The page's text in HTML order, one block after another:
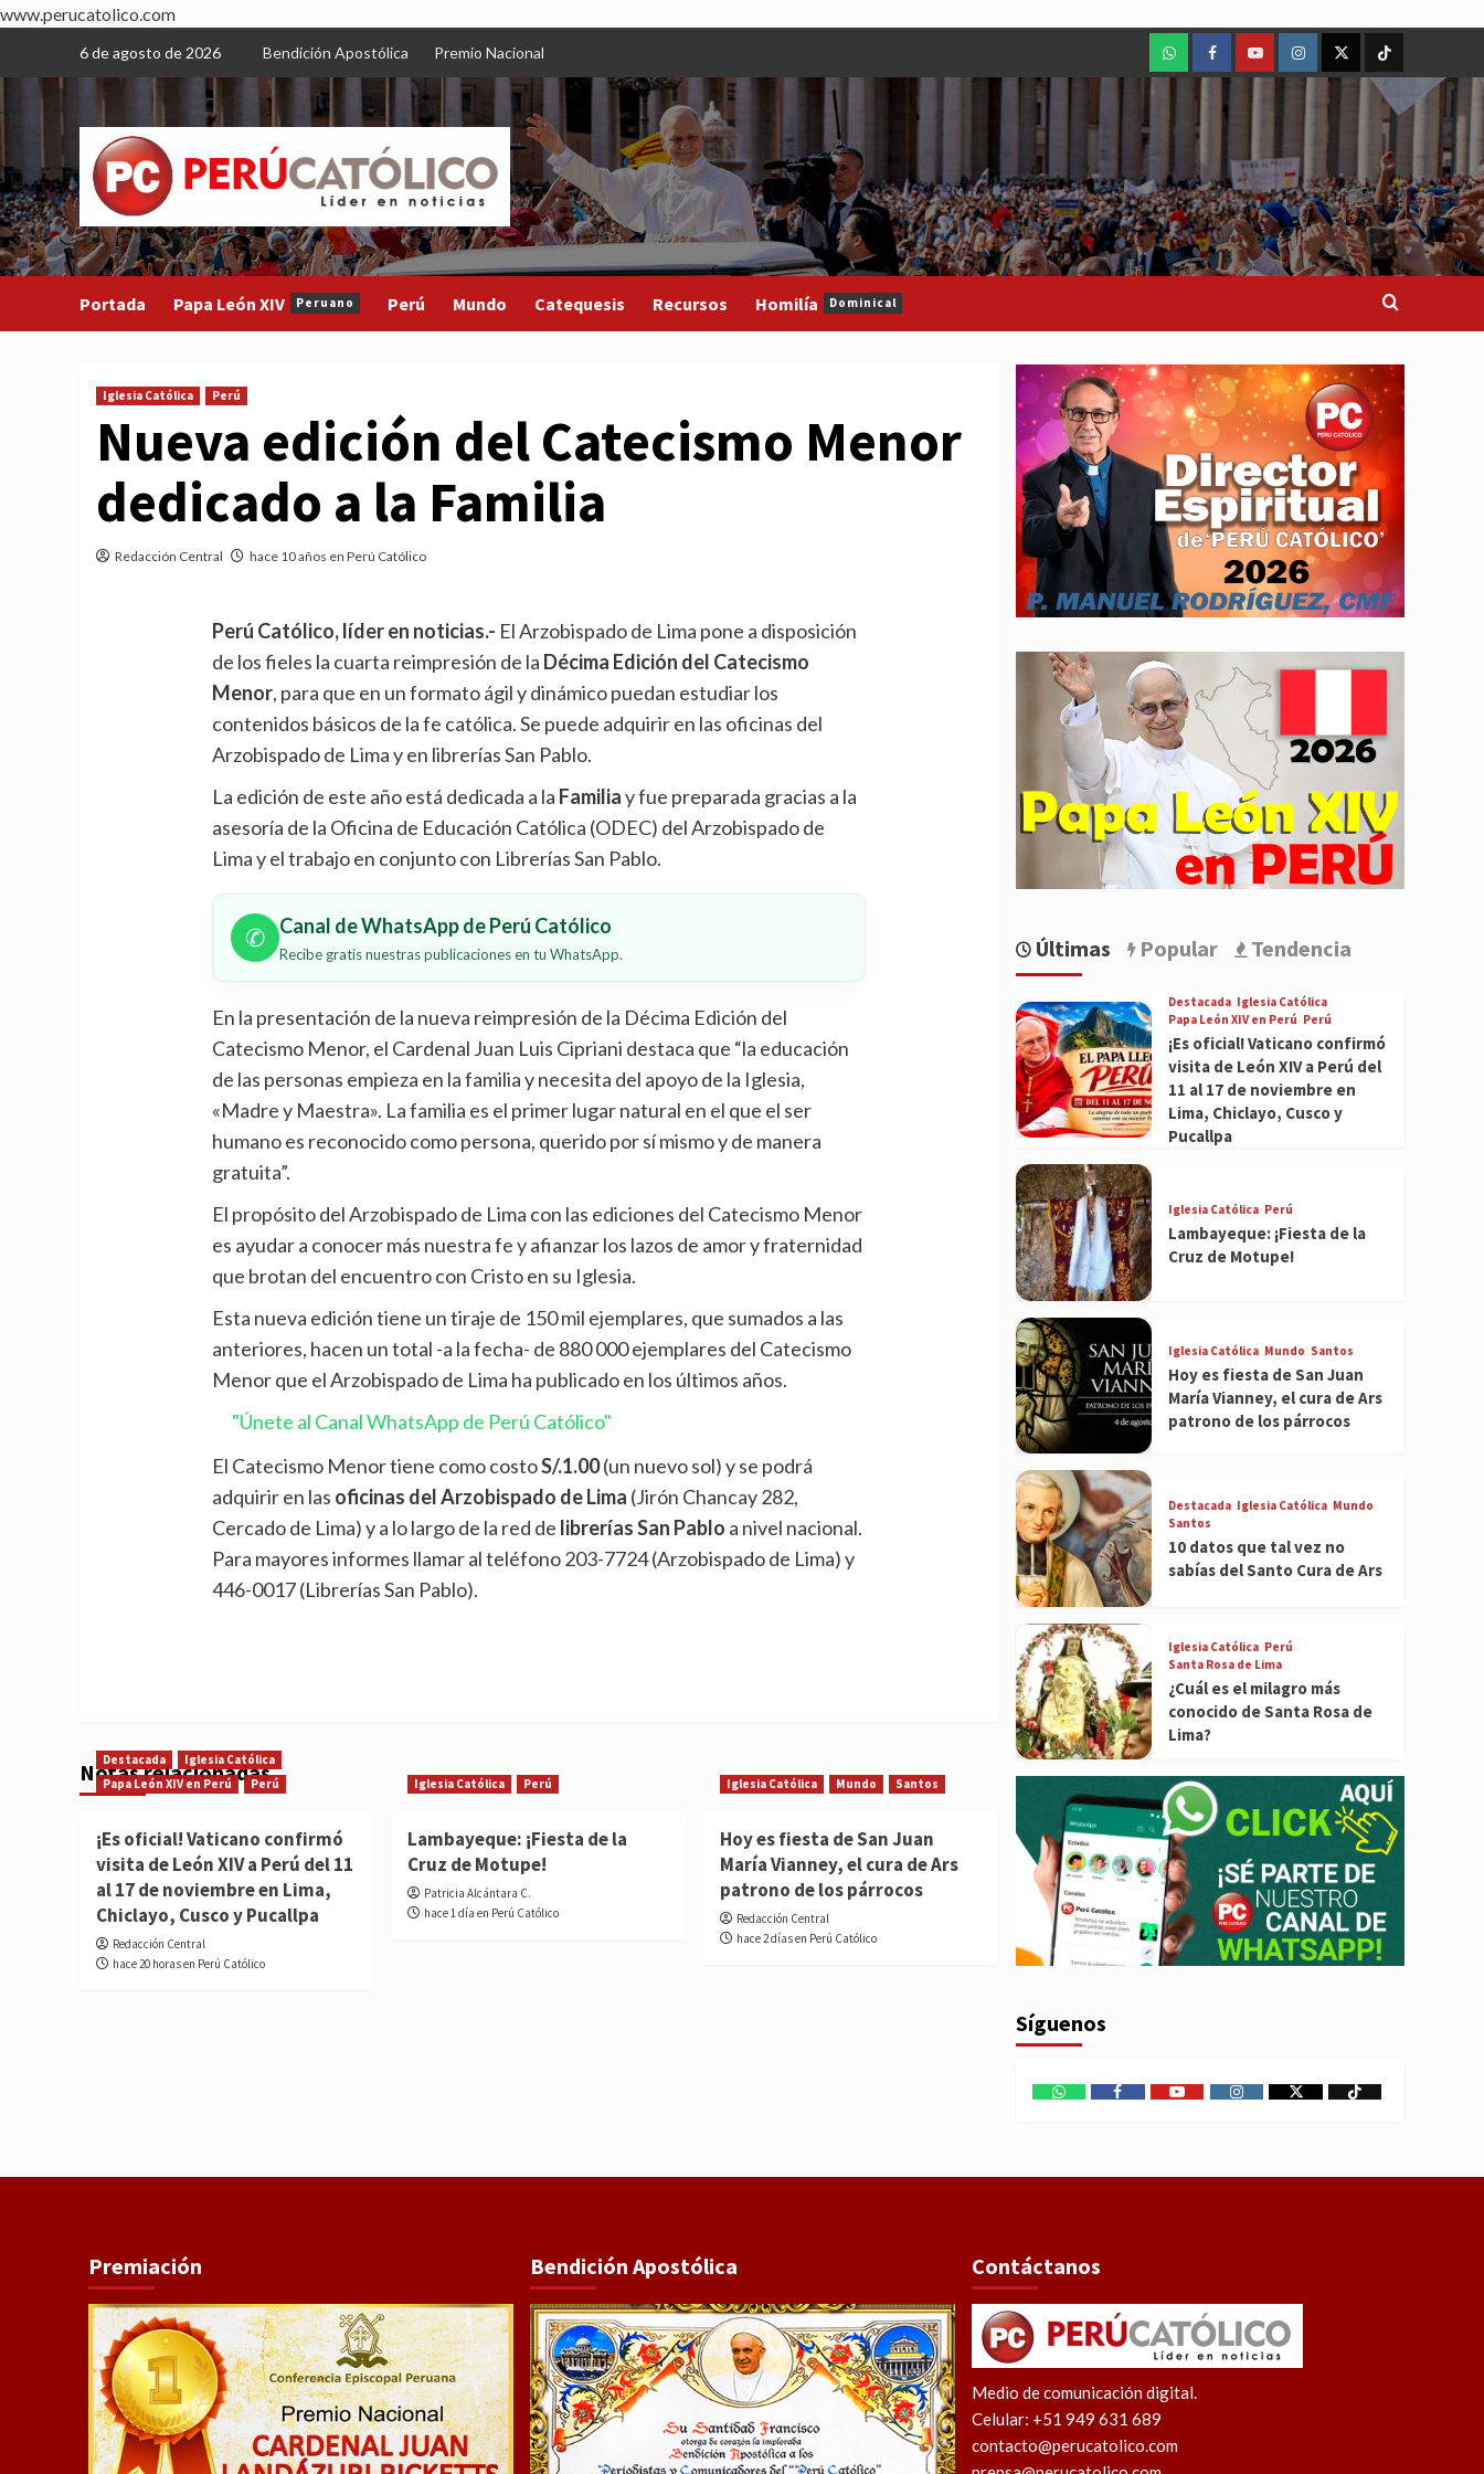
www.perucatolico.com
content
6 de agosto de 2026 Bendición Apostólica Premio Nacional
WhatsAppFacebookYoutubeInstagram
X TikTok
Portada Papa León XIV Peruano Perú Mundo Catequesis Recursos Homilía Dominical
Iglesia Católica Perú
Nueva edición del Catecismo Menor
dedicado a la Familia
Redacción Central hace 10 años en Perú Católico
Perú Católico, líder en noticias.- El Arzobispado de Lima pone a disposición
de los fieles la cuarta reimpresión de la Décima Edición del Catecismo
Menor, para que en un formato ágil y dinámico puedan estudiar los
contenidos básicos de la fe católica. Se puede adquirir en las oficinas del
Arzobispado de Lima y en librerías San Pablo.
La edición de este año está dedicada a la Familiay fue preparada gracias a la
asesoría de la Oficina de Educación Católica (ODEC) del Arzobispado de
Lima y el trabajo en conjunto con Librerías San Pablo.
✆ Canal de WhatsApp de Perú Católico
Recibe gratis nuestras publicaciones en tu WhatsApp.
En la presentación de la nueva reimpresión de la Décima Edición del
Catecismo Menor, el Cardenal Juan Luis Cipriani destaca que “la educación
de las personas empieza en la familia y necesita del apoyo de la Iglesia,
«Madre y Maestra». La familia es el primer lugar natural en el que el ser
humano es reconocido como persona, querido por sí mismo y de manera
gratuita”.
El propósito del Arzobispado de Lima con las ediciones del Catecismo Menor
es ayudar a conocer más nuestra fe y afianzar los lazos de amor y fraternidad
que brotan del encuentro con Cristo en su Iglesia.
Esta nueva edición tiene un tiraje de 150 mil ejemplares, que sumados a las
anteriores, hacen un total -a la fecha- de 880 000 ejemplares del Catecismo
Menor que el Arzobispado de Lima ha publicado en los últimos años.
"Únete al Canal WhatsApp de Perú Católico"
El Catecismo Menor tiene como costoS/.1.00(un nuevo sol) y se podrá
adquirir en las oficinas del Arzobispado de Lima (Jirón Chancay 282,
Cercado de Lima) y a lo largo de la red de librerías San Pablo a nivel nacional.
Para mayores informes llamar al teléfono 203-7724 (Arzobispado de Lima) y
446-0017 (Librerías San Pablo).
Notas relacionadas
Destacada
Iglesia Católica
Papa León XIV en Perú
Perú
¡Es oficial! Vaticano confirmó
visita de León XIV a Perú del 11
al 17 de noviembre en Lima,
Chiclayo, Cusco y Pucallpa
Redacción Central
hace 20 horas en Perú Católico
Iglesia Católica Perú
Lambayeque: ¡Fiesta de la
Cruz de Motupe!
Patricia Alcántara C.
hace 1 día en Perú Católico
Iglesia Católica Mundo Santos
Hoy es fiesta de San Juan
María Vianney, el cura de Ars
patrono de los párrocos
Redacción Central
hace 2 días en Perú Católico
Últimas Popular Tendencia
Destacada Iglesia Católica
Papa León XIV en Perú Perú
¡Es oficial! Vaticano confirmó
visita de León XIV a Perú del
11 al 17 de noviembre en
Lima, Chiclayo, Cusco y
Pucallpa
Iglesia Católica Perú
Lambayeque: ¡Fiesta de la
Cruz de Motupe!
Iglesia Católica Mundo Santos
Hoy es fiesta de San Juan
María Vianney, el cura de Ars
patrono de los párrocos
Destacada Iglesia Católica Mundo
Santos
10 datos que tal vez no
sabías del Santo Cura de Ars
Iglesia Católica Perú
Santa Rosa de Lima
¿Cuál es el milagro más
conocido de Santa Rosa de
Lima?
Síguenos
WhatsAppFacebookYoutubeInstagram
X TikTok
Premiación Bendición Apostólica Contáctanos
Medio de comunicación digital.
Celular: +51 949 631 689
contacto@perucatolico.com